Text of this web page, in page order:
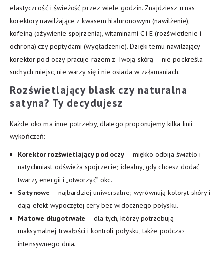
elastyczność i świeżość przez wiele godzin. Znajdziesz u nas
korektory nawilżające z kwasem hialuronowym (nawilżenie),
kofeiną (ożywienie spojrzenia), witaminami C i E (rozświetlenie i
ochrona) czy peptydami (wygładzenie). Dzięki temu nawilżający
korektor pod oczy pracuje razem z Twoją skórą – nie podkreśla
suchych miejsc, nie warzy się i nie osiada w załamaniach.
Rozświetlający blask czy naturalna
satyna? Ty decydujesz
Każde oko ma inne potrzeby, dlatego proponujemy kilka linii
wykończeń:
Korektor rozświetlający pod oczy – miękko odbija światło i
natychmiast odświeża spojrzenie; idealny, gdy chcesz dodać
twarzy energii i „otworzyć” oko.
Satynowe – najbardziej uniwersalne; wyrównują koloryt skóry i
dają efekt wypoczętej cery bez widocznego połysku.
Matowe długotrwałe – dla tych, którzy potrzebują
maksymalnej trwałości i kontroli połysku, także podczas
intensywnego dnia.